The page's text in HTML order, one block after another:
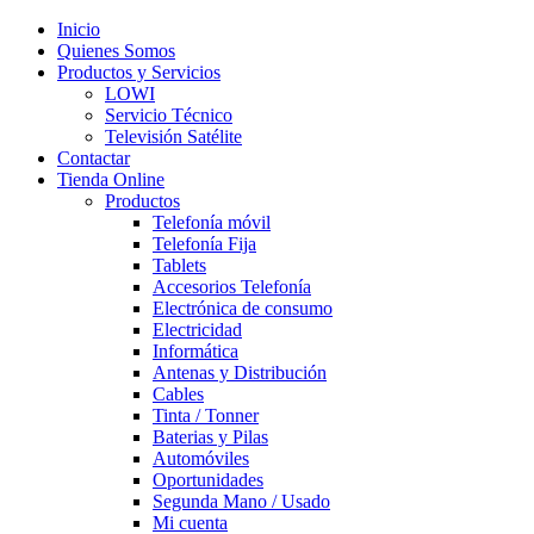
Inicio
Quienes Somos
Productos y Servicios
LOWI
Servicio Técnico
Televisión Satélite
Contactar
Tienda Online
Productos
Telefonía móvil
Telefonía Fija
Tablets
Accesorios Telefonía
Electrónica de consumo
Electricidad
Informática
Antenas y Distribución
Cables
Tinta / Tonner
Baterias y Pilas
Automóviles
Oportunidades
Segunda Mano / Usado
Mi cuenta